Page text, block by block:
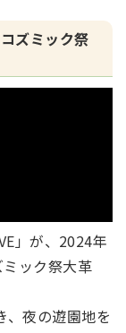
ズミック祭
」が、2024年
ック祭大革
、夜の遊園地を